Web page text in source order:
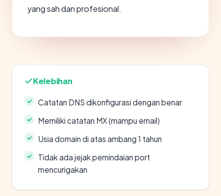
yang sah dan profesional.
Kelebihan
Catatan DNS dikonfigurasi dengan benar
Memiliki catatan MX (mampu email)
Usia domain di atas ambang 1 tahun
Tidak ada jejak pemindaian port
mencurigakan